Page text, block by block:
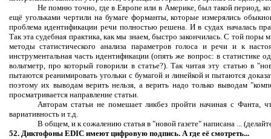
Не помню точно, где в Европе или в Америке, был такой период,
ещё угольками чертили на бумаге форманты, которые измерялись
проблема идентификации речи полностью решена. И в судах началась
Так эта судебная практика, как мы знаем, быстро закончилась. С той
методы статистического анализа параметров голоса и речи и к
инструментальная часть идентификации (опять же вопрос: в статистике
вольтметр, про который говорили в статье?). Так читая эту статью в
пытаются реанимировать угольки с бумагой и линейкой и пытаются
поэтому их выводам верить нельзя, а верить надо только выводам
просматривается направление статьи.
Авторам статьи не помешает ликбез пройти начиная с Фанта,
вариативность и т.д.
В общем, и к сожалению статья в "новой газете" написана ...
52. Диктофоны EDIC имеют цифровую подпись. А где её смотреть...